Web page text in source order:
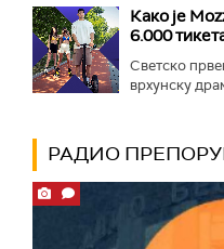
Како је
6.000
Светско
врхунску
РАДИО